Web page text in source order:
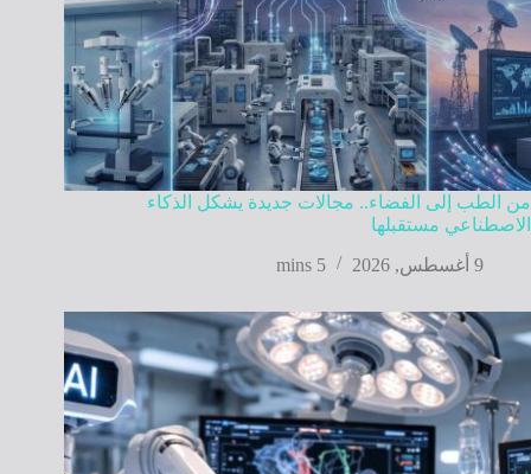
من الطب إلى الفضاء.. مجالات جديدة يشكل الذكاء
الاصطناعي مستقبلها
9 أغسطس, 2026
5 mins